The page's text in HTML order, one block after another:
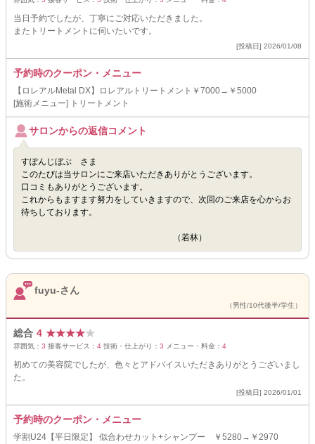
当日予約でしたが、丁寧にご対応いただきました。
またトリートメントに伺いたいです。
[投稿日] 2026/01/08
予約時のクーポン・メニュー
【ロレアルMetal DX】ロレアルトリートメント￥7000→￥5000
[施術メニュー] トリートメント
サロンからの返信コメント
すぽんじぼぶ さま
このたびは当サロンにご来店いただきありがとうございます。
口コミもありがとうございます。
これからもますます努力をしていきますので、次回のご来店を心からお
待ちしております。
（若林）
fuyu-さん
（男性/10代後半/学生）
総合 4 ★★★★★
雰囲気： 3 接客サービス： 4 技術・仕上がり： 3 メニュー・料金： 4
初めての美容院でしたが、色々とアドバイスいただきありがとうございまし
た。
[投稿日] 2026/01/01
予約時のクーポン・メニュー
学割U24【平日限定】 似合わせカット+シャンプー ￥5280→￥2970